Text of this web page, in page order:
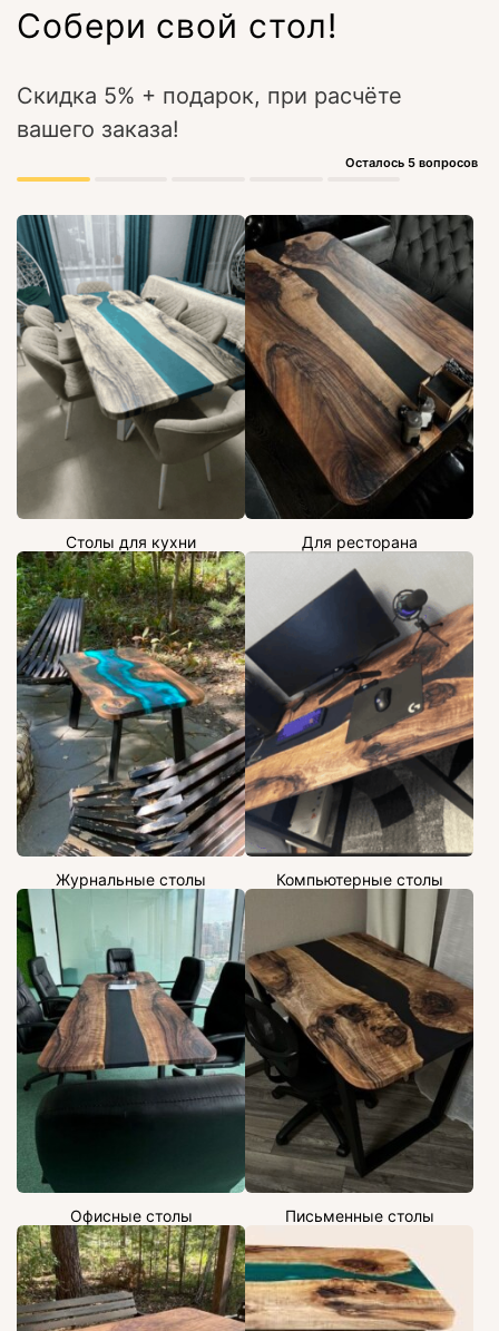
Собери свой стол!
Скидка 5% + подарок, при расчёте
вашего заказа!
Осталось 5 вопросов
Столы для кухни Для ресторана
Журнальные столы Компьютерные столы
Офисные столы Письменные столы